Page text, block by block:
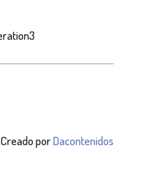
Creado porDacontenidos